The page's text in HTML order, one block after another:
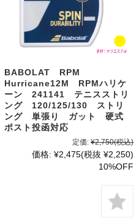
BABOLAT RPM
Hurricane12M RPMハリケ
ーン 241141 テニスストリ
ング 120/125/130 ストリ
ング 単張り ガット 硬式
ポスト投函対応
定価: ¥2,750(税込)
価格: ¥2,475(税抜 ¥2,250)
10%OFF